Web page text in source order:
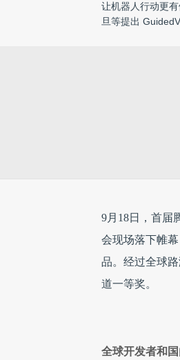
让机器人行动更
旦等提出
9月18日，首届
会现场落下帷
品。经过全球
道一等奖。